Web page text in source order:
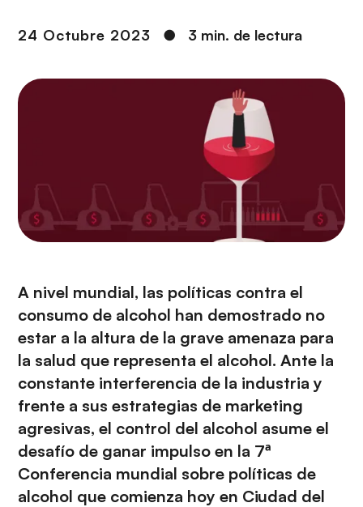
24 Octubre 2023 ● 3 min. de lectura
A nivel mundial, las políticas contra el
consumo de alcohol han demostrado no
estar a la altura de la grave amenaza para
la salud que representa el alcohol. Ante la
constante interferencia de la industria y
frente a sus estrategias de marketing
agresivas, el control del alcohol asume el
desafío de ganar impulso en la 7ª
Conferencia mundial sobre políticas de
alcohol que comienza hoy en Ciudad del